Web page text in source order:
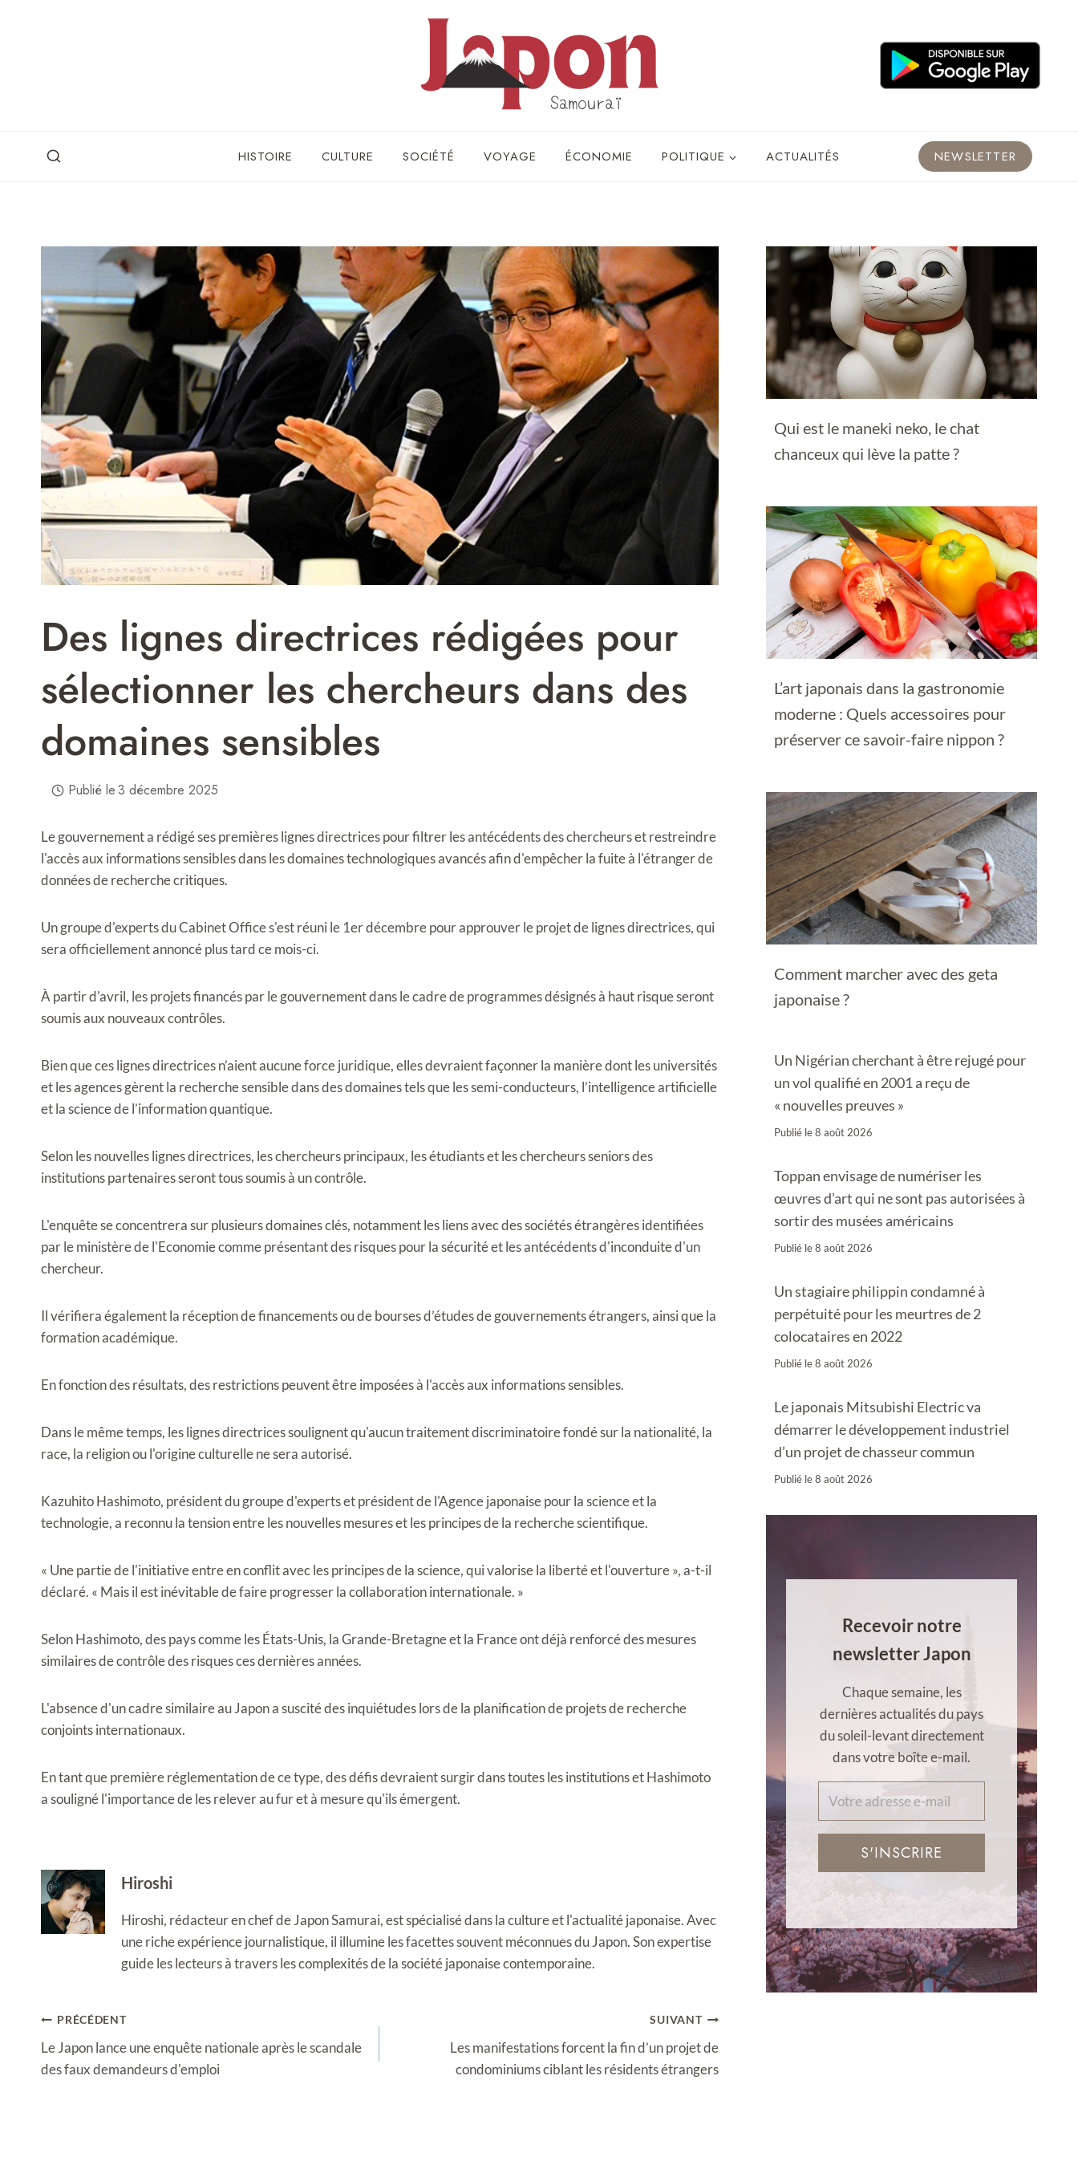
HISTOIRE CULTURE SOCIÉTÉ VOYAGE ÉCONOMIE POLITIQUE ACTUALITÉS NEWSLETTER
Des lignes directrices rédigées pour
sélectionner les chercheurs dans des
domaines sensibles
Publié le3 décembre 2025
Le gouvernement a rédigé ses premières lignes directrices pour filtrer les antécédents des chercheurs et restreindre
l'accès aux informations sensibles dans les domaines technologiques avancés afin d'empêcher la fuite à l'étranger de
données de recherche critiques.
Un groupe d'experts du Cabinet Office s'est réuni le 1er décembre pour approuver le projet de lignes directrices, qui
sera officiellement annoncé plus tard ce mois-ci.
À partir d'avril, les projets financés par le gouvernement dans le cadre de programmes désignés à haut risque seront
soumis aux nouveaux contrôles.
Bien que ces lignes directrices n’aient aucune force juridique, elles devraient façonner la manière dont les universités
et les agences gèrent la recherche sensible dans des domaines tels que les semi-conducteurs, l’intelligence artificielle
et la science de l’information quantique.
Selon les nouvelles lignes directrices, les chercheurs principaux, les étudiants et les chercheurs seniors des
institutions partenaires seront tous soumis à un contrôle.
L'enquête se concentrera sur plusieurs domaines clés, notamment les liens avec des sociétés étrangères identifiées
par le ministère de l'Economie comme présentant des risques pour la sécurité et les antécédents d'inconduite d'un
chercheur.
Il vérifiera également la réception de financements ou de bourses d’études de gouvernements étrangers, ainsi que la
formation académique.
En fonction des résultats, des restrictions peuvent être imposées à l'accès aux informations sensibles.
Dans le même temps, les lignes directrices soulignent qu'aucun traitement discriminatoire fondé sur la nationalité, la
race, la religion ou l'origine culturelle ne sera autorisé.
Kazuhito Hashimoto, président du groupe d'experts et président de l'Agence japonaise pour la science et la
technologie, a reconnu la tension entre les nouvelles mesures et les principes de la recherche scientifique.
« Une partie de l'initiative entre en conflit avec les principes de la science, qui valorise la liberté et l'ouverture », a-t-il
déclaré. « Mais il est inévitable de faire progresser la collaboration internationale. »
Selon Hashimoto, des pays comme les États-Unis, la Grande-Bretagne et la France ont déjà renforcé des mesures
similaires de contrôle des risques ces dernières années.
L'absence d'un cadre similaire au Japon a suscité des inquiétudes lors de la planification de projets de recherche
conjoints internationaux.
En tant que première réglementation de ce type, des défis devraient surgir dans toutes les institutions et Hashimoto
a souligné l'importance de les relever au fur et à mesure qu'ils émergent.
Hiroshi
Hiroshi, rédacteur en chef de Japon Samurai, est spécialisé dans la culture et l'actualité japonaise. Avec
une riche expérience journalistique, il illumine les facettes souvent méconnues du Japon. Son expertise
guide les lecteurs à travers les complexités de la société japonaise contemporaine.
Navigation
de
l’article
PRÉCÉDENT
Le Japon lance une enquête nationale après le scandale
des faux demandeurs d'emploi
SUIVANT
Les manifestations forcent la fin d’un projet de
condominiums ciblant les résidents étrangers
Qui est le maneki neko, le chat
chanceux qui lève la patte ?
L’art japonais dans la gastronomie
moderne : Quels accessoires pour
préserver ce savoir-faire nippon ?
Comment marcher avec des geta
japonaise ?
Un Nigérian cherchant à être rejugé pour
un vol qualifié en 2001 a reçu de
« nouvelles preuves »
Publié le8 août 2026
Toppan envisage de numériser les
œuvres d’art qui ne sont pas autorisées à
sortir des musées américains
Publié le8 août 2026
Un stagiaire philippin condamné à
perpétuité pour les meurtres de 2
colocataires en 2022
Publié le8 août 2026
Le japonais Mitsubishi Electric va
démarrer le développement industriel
d’un projet de chasseur commun
Publié le8 août 2026
Recevoir notre
newsletter Japon
Chaque semaine, les
dernières actualités du pays
du soleil-levant directement
dans votre boîte e-mail.
S'INSCRIRE